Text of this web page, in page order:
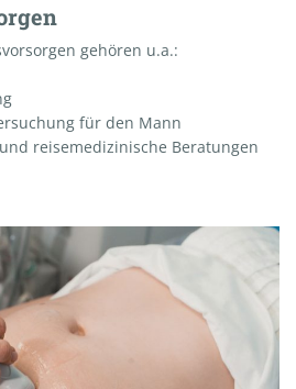
gehören u.a.:
für den Mann
reisemedizinische Beratungen